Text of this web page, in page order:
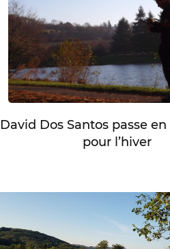
David Dos Santos passe en
pour l’hiver